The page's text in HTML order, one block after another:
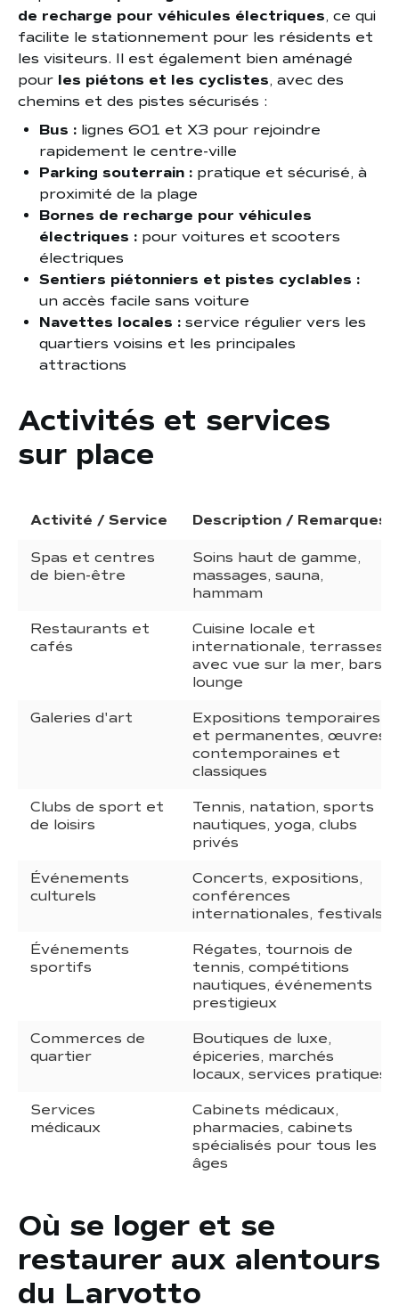
de recharge pour véhicules électriques, ce qui
facilite le stationnement pour les résidents et
les visiteurs. Il est également bien aménagé
pour les piétons et les cyclistes, avec des
chemins et des pistes sécurisés :
Bus : lignes 601 et X3 pour rejoindre
rapidement le centre-ville
Parking souterrain : pratique et sécurisé, à
proximité de la plage
Bornes de recharge pour véhicules
électriques : pour voitures et scooters
électriques
Sentiers piétonniers et pistes cyclables :
un accès facile sans voiture
Navettes locales : service régulier vers les
quartiers voisins et les principales
attractions
Activités et services
sur place
Activité / Service Description / Remarques
Spas et centres
de bien-être
Soins haut de gamme,
massages, sauna,
hammam
Restaurants et
cafés
Cuisine locale et
internationale, terrasses
avec vue sur la mer, bars
lounge
Galeries d'art
Expositions temporaires
et permanentes, œuvres
contemporaines et
classiques
Clubs de sport et
de loisirs
Tennis, natation, sports
nautiques, yoga, clubs
privés
Événements
culturels
Concerts, expositions,
conférences
internationales, festivals
Événements
sportifs
Régates, tournois de
tennis, compétitions
nautiques, événements
prestigieux
Commerces de
quartier
Boutiques de luxe,
épiceries, marchés
locaux, services pratiques
Services
médicaux
Cabinets médicaux,
pharmacies, cabinets
spécialisés pour tous les
âges
Où se loger et se
restaurer aux alentours
du Larvotto